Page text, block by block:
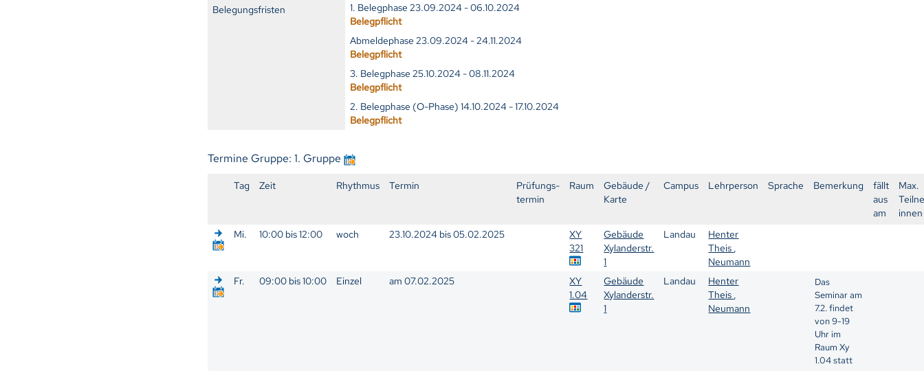
Belegungsfristen
1. Belegphase 23.09.2024 - 06.10.2024
Belegpflicht
Abmeldephase 23.09.2024 - 24.11.2024
Belegpflicht
3. Belegphase 25.10.2024 - 08.11.2024
Belegpflicht
2. Belegphase (O-Phase) 14.10.2024 - 17.10.2024
Belegpflicht
Termine Gruppe: 1. Gruppe
Tag Zeit Rhythmus Termin
Prüfungs-
termin
Raum
Gebäude /
Karte
Campus Lehrperson Sprache Bemerkung
fällt
aus
am
Max.
innen
Mi.
10:00 bis 12:00 woch 23.10.2024 bis 05.02.2025
XY
321
Gebäude
Xylanderstr.
1
Landau
Henter
Theis ,
Neumann
Fr.
09:00 bis 10:00 Einzel am 07.02.2025
XY
1.04
Gebäude
Xylanderstr.
1
Landau
Henter
Theis ,
Neumann
Das
Seminar am
7.2. findet
von 9-19
Uhr im
Raum Xy
1.04 statt